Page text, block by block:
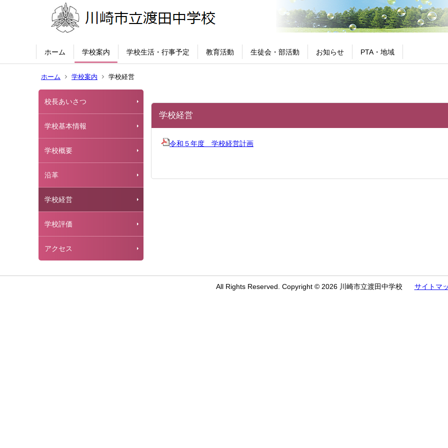
ホーム 学校案内 学校生活・行事予定 教育活動 生徒会・部活動 お知らせ PTA・地域
ホーム 学校案内 学校経営
校長あいさつ
学校基本情報
学校概要
沿革
学校経営
学校評価
アクセス
学校経営
令和５年度 学校経営計画
All Rights Reserved. Copyright © 2026 川崎市立渡田中学校 サイトマ